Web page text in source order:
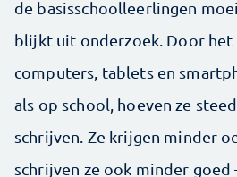
de basisschoolleerlingen
blijkt uit onderzoek. Door het
computers, tablets en
als op school, hoeven ze
schrijven. Ze krijgen minder
schrijven ze ook minder goed